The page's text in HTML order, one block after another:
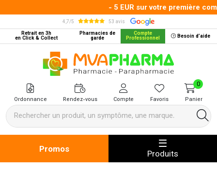
- 5 EUR sur votre première
4,7/5
53 avis
Retrait en 3h
en Click & Collect
Pharmacies de
garde
Compte
Professionnel Besoin d’aide
MVA Pharma Votre pharmacie
Ordonnance Rendez-vous Compte Favoris Panier
0
Promos Produits